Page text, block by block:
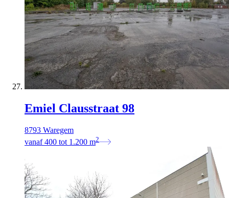
Emiel Clausstraat 98
8793 Waregem
vanaf 400 tot 1.200 m2